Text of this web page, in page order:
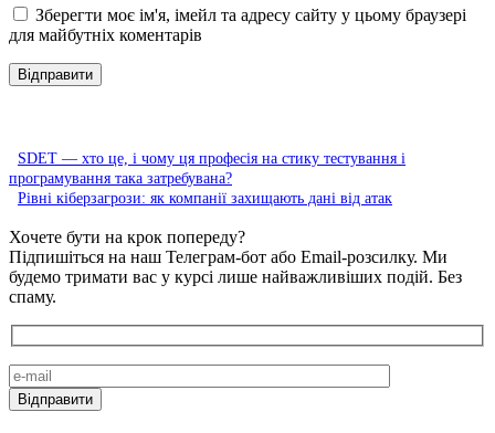
Зберегти моє ім'я, імейл та адресу сайту у цьому браузері
для майбутніх коментарів
SDET — хто це, і чому ця професія на стику тестування і
програмування така затребувана?
Рівні кіберзагрози: як компанії захищають дані від атак
Хочете бути на крок попереду?
Підпишіться на наш Телеграм-бот або Email-розсилку. Ми
будемо тримати вас у курсі лише найважливіших подій. Без
спаму.